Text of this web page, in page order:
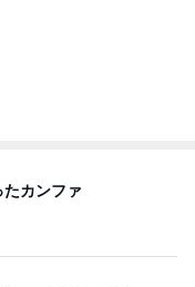
たカンファ